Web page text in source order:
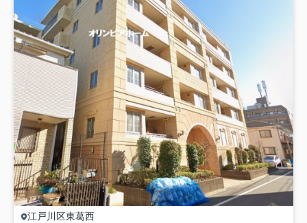
江戸川区東葛西